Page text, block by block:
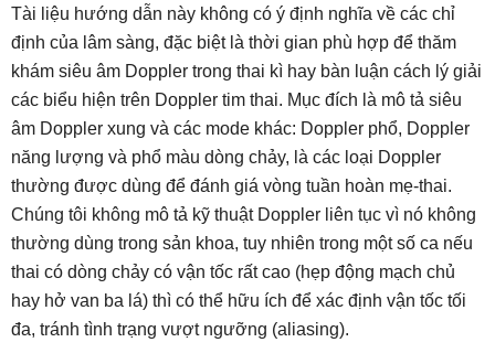
Tài liệu hướng dẫn này không có ý định nghĩa về các chỉ
định của lâm sàng, đặc biệt là thời gian phù hợp để thăm
khám siêu âm Doppler trong thai kì hay bàn luận cách lý giải
các biểu hiện trên Doppler tim thai. Mục đích là mô tả siêu
âm Doppler xung và các mode khác: Doppler phổ, Doppler
năng lượng và phổ màu dòng chảy, là các loại Doppler
thường được dùng để đánh giá vòng tuần hoàn mẹ-thai.
Chúng tôi không mô tả kỹ thuật Doppler liên tục vì nó không
thường dùng trong sản khoa, tuy nhiên trong một số ca nếu
thai có dòng chảy có vận tốc rất cao (hẹp động mạch chủ
hay hở van ba lá) thì có thể hữu ích để xác định vận tốc tối
đa, tránh tình trạng vượt ngưỡng (aliasing).